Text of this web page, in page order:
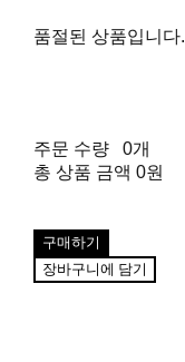
품절된 상품입니다.
주문 수량
0개
총 상품 금액 0원
구매하기
장바구니에 담기